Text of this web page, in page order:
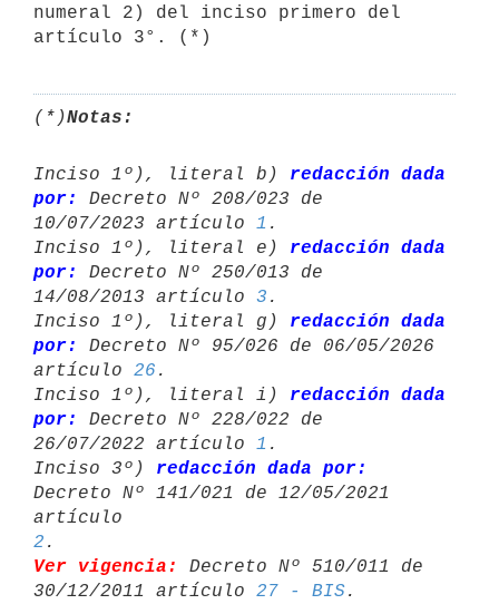
numeral 2) del inciso primero del
artículo 3°. (*)
(*)Notas:
Inciso 1º), literal b) redacción dada
por:
Decreto Nº 208/023 de
10/07/2023 artículo 1 .
Inciso 1º), literal e) redacción dada
por:
Decreto Nº 250/013 de
14/08/2013 artículo 3 .
Inciso 1º), literal g) redacción dada
por:
Decreto Nº 95/026 de 06/05/2026
artículo 26 .
Inciso 1º), literal i) redacción dada
por:
Decreto Nº 228/022 de
26/07/2022 artículo 1 .
Inciso 3º) redacción dada por:
Decreto Nº 141/021 de 12/05/2021
artículo
2
Ver vigencia:
Decreto Nº 510/011 de
30/12/2011 artículo 27 - BIS.